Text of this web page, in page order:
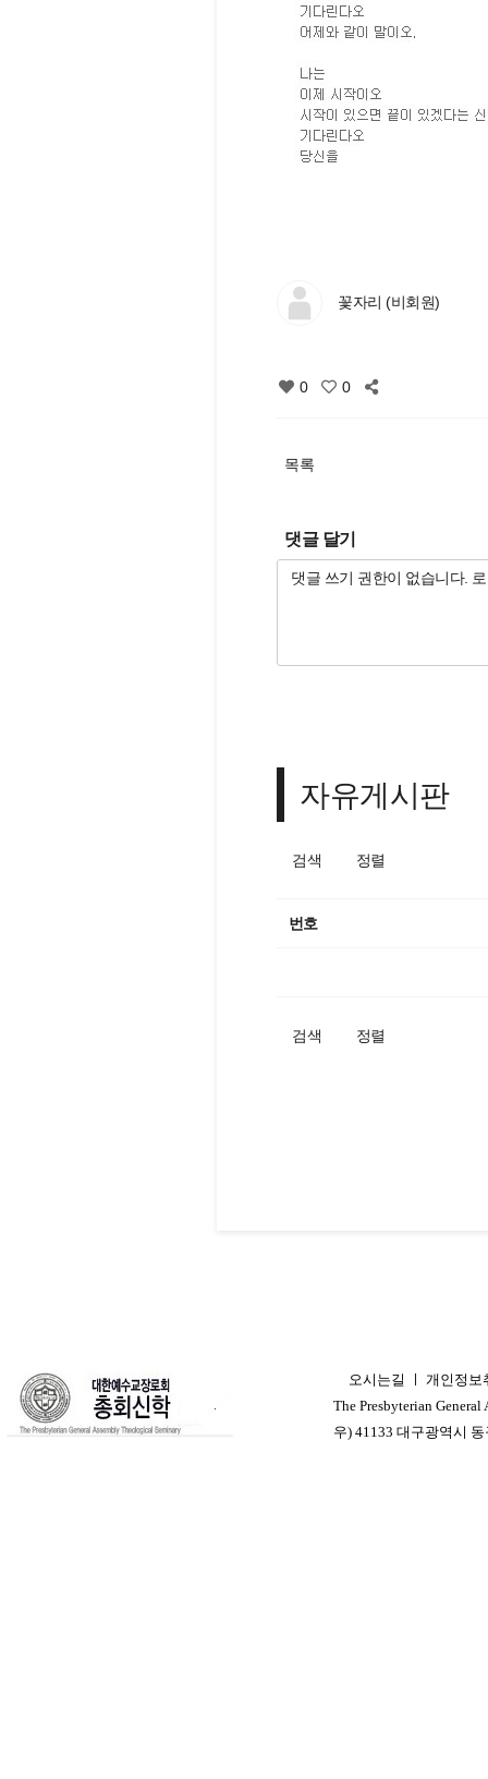
꽃자리 (비회원)
0 0
목록
댓글 달기
자유게시판
검색 정렬
번호
검색 정렬
오시는길
개인정보
The Presbyterian
우) 41133 대구광역시